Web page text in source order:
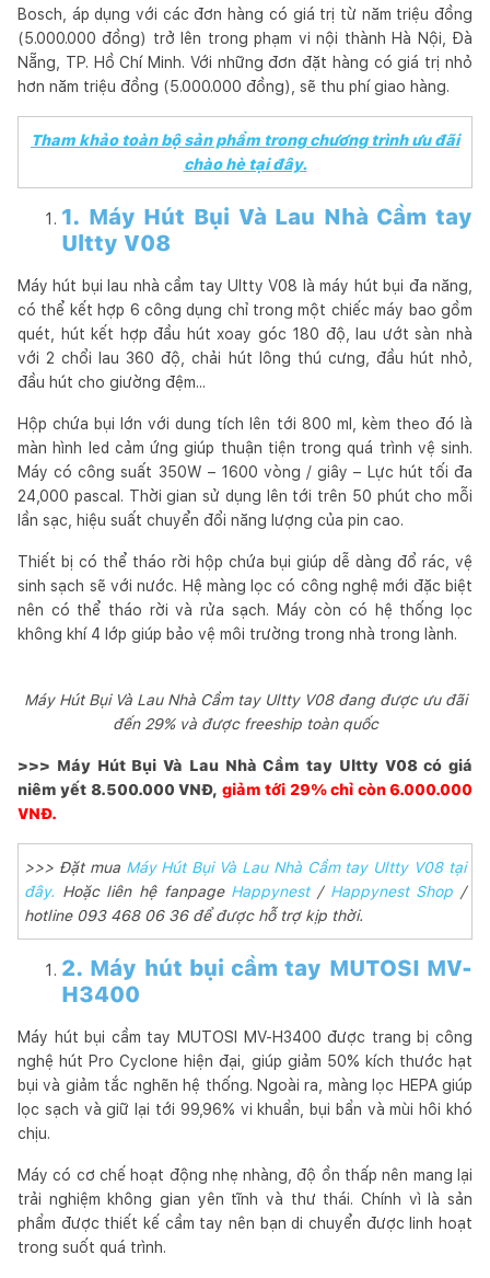
Bosch, áp dụng với các đơn hàng có giá trị từ năm triệu đồng
(5.000.000 đồng) trở lên trong phạm vi nội thành Hà Nội, Đà
Nẵng, TP. Hồ Chí Minh. Với những đơn đặt hàng có giá trị nhỏ
hơn năm triệu đồng (5.000.000 đồng), sẽ thu phí giao hàng.
Tham khảo toàn bộ sản phẩm trong chương trình ưu đãi
chào hè tại đây.
1. Máy Hút Bụi Và Lau Nhà Cầm tay
Ultty V08
Máy hút bụi lau nhà cầm tay Ultty V08 là máy hút bụi đa năng,
có thể kết hợp 6 công dụng chỉ trong một chiếc máy bao gồm
quét, hút kết hợp đầu hút xoay góc 180 độ, lau ướt sàn nhà
với 2 chổi lau 360 độ, chải hút lông thú cưng, đầu hút nhỏ,
đầu hút cho giường đệm...
Hộp chứa bụi lớn với dung tích lên tới 800 ml, kèm theo đó là
màn hình led cảm ứng giúp thuận tiện trong quá trình vệ sinh.
Máy có công suất 350W – 1600 vòng / giây – Lực hút tối đa
24,000 pascal. Thời gian sử dụng lên tới trên 50 phút cho mỗi
lần sạc, hiệu suất chuyển đổi năng lượng của pin cao.
Thiết bị có thể tháo rời hộp chứa bụi giúp dễ dàng đổ rác, vệ
sinh sạch sẽ với nước. Hệ màng lọc có công nghệ mới đặc biệt
nên có thể tháo rời và rửa sạch. Máy còn có hệ thống lọc
không khí 4 lớp giúp bảo vệ môi trường trong nhà trong lành.
Máy Hút Bụi Và Lau Nhà Cầm tay Ultty V08 đang được ưu đãi
đến 29% và được freeship toàn quốc
>>> Máy Hút Bụi Và Lau Nhà Cầm tay Ultty V08 có giá
niêm yết 8.500.000 VNĐ, giảm tới 29% chỉ còn 6.000.000
VNĐ.
>>> Đặt mua Máy Hút Bụi Và Lau Nhà Cầm tay Ultty V08 tại
đây. Hoặc liên hệ fanpage Happynest/ Happynest Shop /
hotline 093 468 06 36 để được hỗ trợ kịp thời.
2. Máy hút bụi cầm tay MUTOSI MV-
H3400
Máy hút bụi cầm tay MUTOSI MV-H3400 được trang bị công
nghệ hút Pro Cyclone hiện đại, giúp giảm 50% kích thước hạt
bụi và giảm tắc nghẽn hệ thống. Ngoài ra, màng lọc HEPA giúp
lọc sạch và giữ lại tới 99,96% vi khuẩn, bụi bẩn và mùi hôi khó
chịu.
Máy có cơ chế hoạt động nhẹ nhàng, độ ồn thấp nên mang lại
trải nghiệm không gian yên tĩnh và thư thái. Chính vì là sản
phẩm được thiết kế cầm tay nên bạn di chuyển được linh hoạt
trong suốt quá trình.